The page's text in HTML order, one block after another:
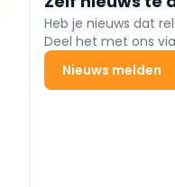
Heb je nieuws dat
Deel het met ons
Nieuws melden